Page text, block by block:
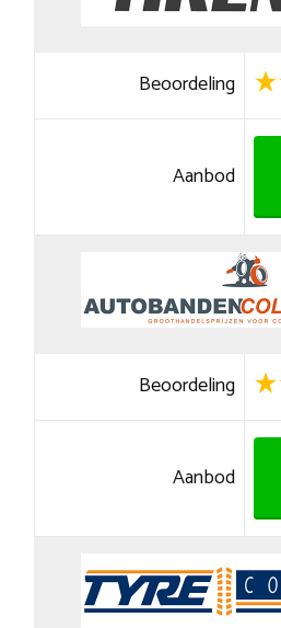
Beoordeling
Aanbod
Beoordeling
Aanbod